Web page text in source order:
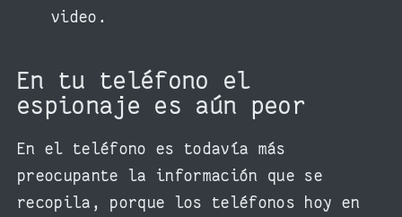
video.
En tu teléfono el
espionaje es aún peor
En el teléfono es todavía más
preocupante la información que se
recopila, porque los teléfonos hoy en